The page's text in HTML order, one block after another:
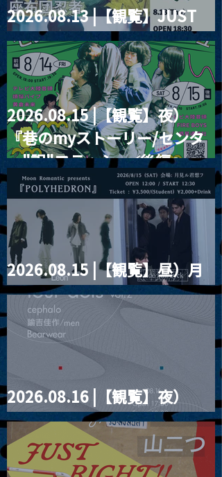
2026.08.13 |【観覧】JUST
RIGHT!! vol.26
2026.08.15 |【観覧】夜）
『巷のmyストーリー/センタ
ー"訳"フラッシュ⚡️後編』
2026.08.15 |【観覧】昼）月
見ルpre.『POLYHEDRON』
2026.08.16 |【観覧】夜）
four dots vol.2